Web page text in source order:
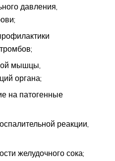
давления,
мышцы,
органа;
на патогенные
реакции,
желудочного сока;